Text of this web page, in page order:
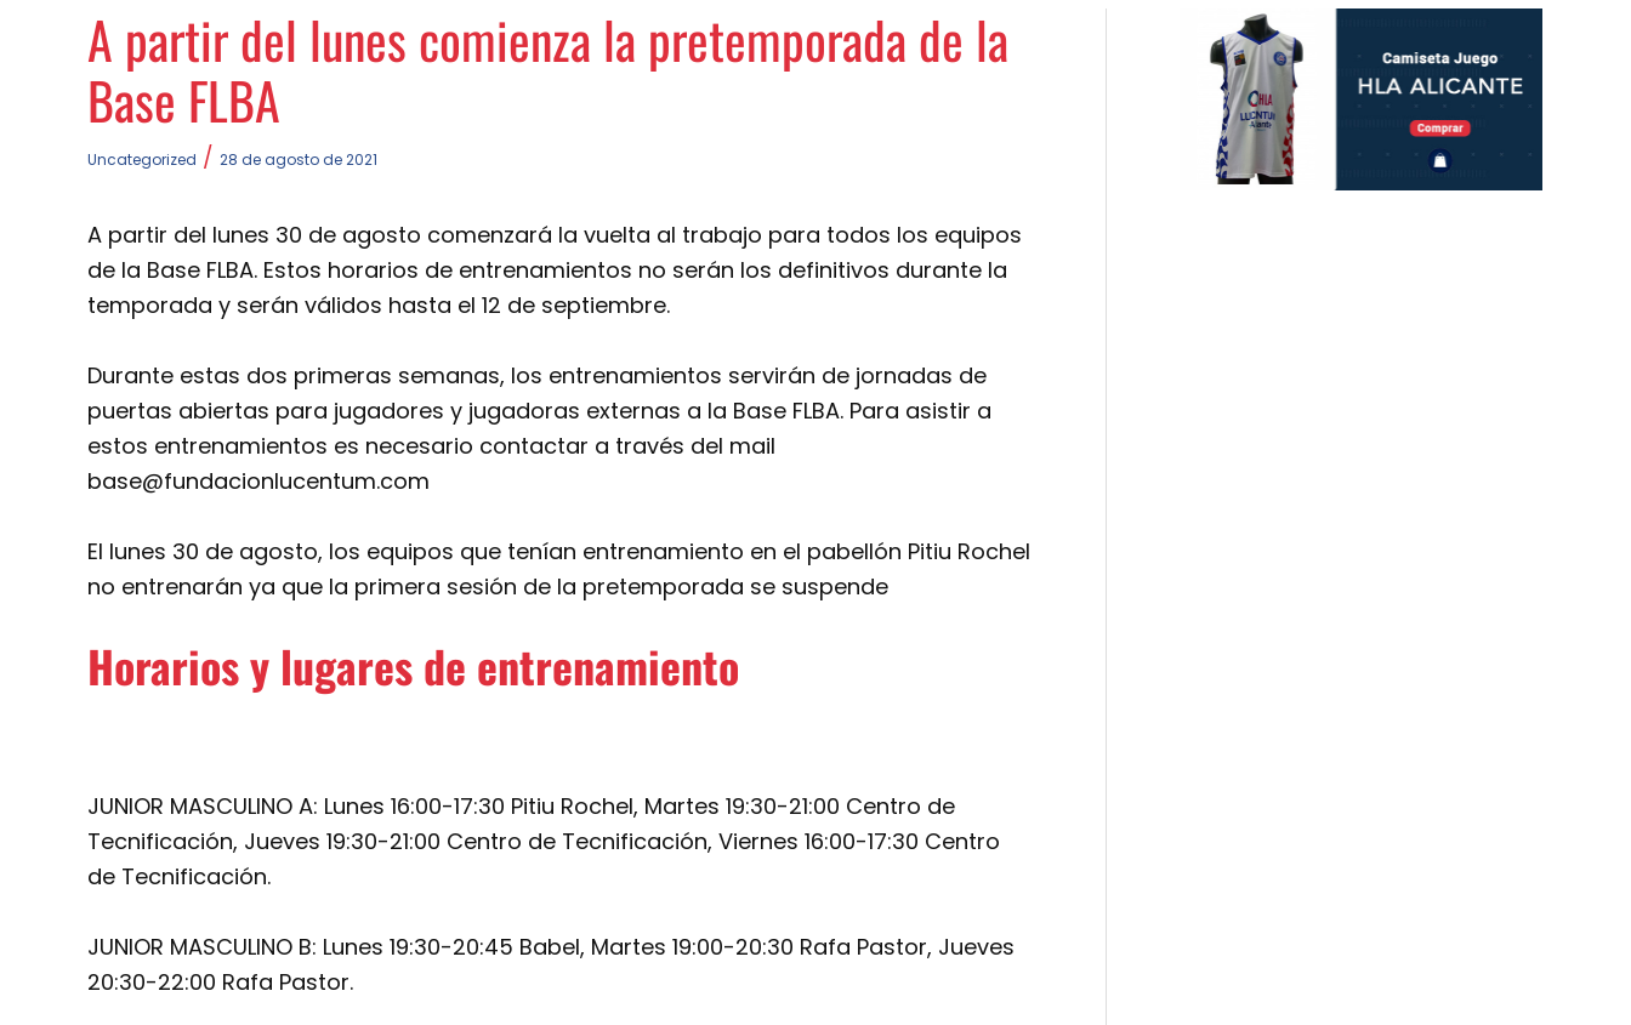
A partir del lunes comienza la pretemporada de la
Base FLBA
Uncategorized / 28 de agosto de 2021
A partir del lunes 30 de agosto comenzará la vuelta al trabajo para todos los equipos
de la Base FLBA. Estos horarios de entrenamientos no serán los definitivos durante la
temporada y serán válidos hasta el 12 de septiembre.
Durante estas dos primeras semanas, los entrenamientos servirán de jornadas de
puertas abiertas para jugadores y jugadoras externas a la Base FLBA. Para asistir a
estos entrenamientos es necesario contactar a través del mail
base@fundacionlucentum.com
El lunes 30 de agosto, los equipos que tenían entrenamiento en el pabellón Pitiu Rochel
no entrenarán ya que la primera sesión de la pretemporada se suspende
Horarios y lugares de entrenamiento
JUNIOR MASCULINO A: Lunes 16:00-17:30 Pitiu Rochel, Martes 19:30-21:00 Centro de
Tecnificación, Jueves 19:30-21:00 Centro de Tecnificación, Viernes 16:00-17:30 Centro
de Tecnificación.
JUNIOR MASCULINO B: Lunes 19:30-20:45 Babel, Martes 19:00-20:30 Rafa Pastor, Jueves
20:30-22:00 Rafa Pastor.